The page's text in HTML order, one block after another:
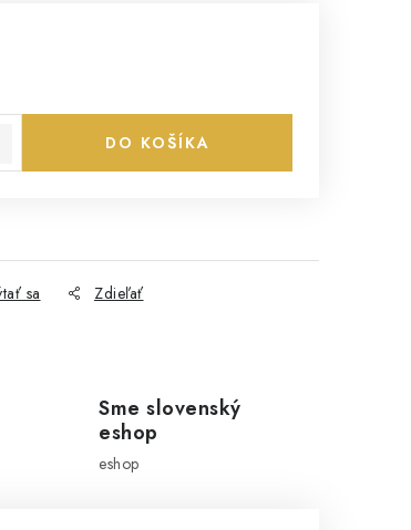
DO KOŠÍKA
sa Zdieľať
Sme slovenský
eshop
eshop